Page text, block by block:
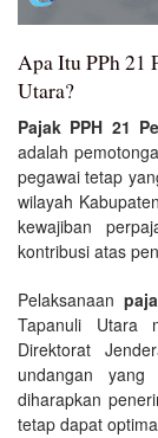
Apa Itu PPh 21
Utara?
Pajak PPH 21
adalah
pegawai tetap
wilayah
kewajiban
kontribusi atas
Pelaksanaan
Tapanuli Utara
Direktorat
undangan yang
diharapkan
tetap dapat